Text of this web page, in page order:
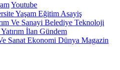
Youtube
Yaşam Eğitim Asayiş
Ve Sanayi Belediye Teknoloji
Yatırım İlan Gündem
Sanat Ekonomi Dünya Magazin